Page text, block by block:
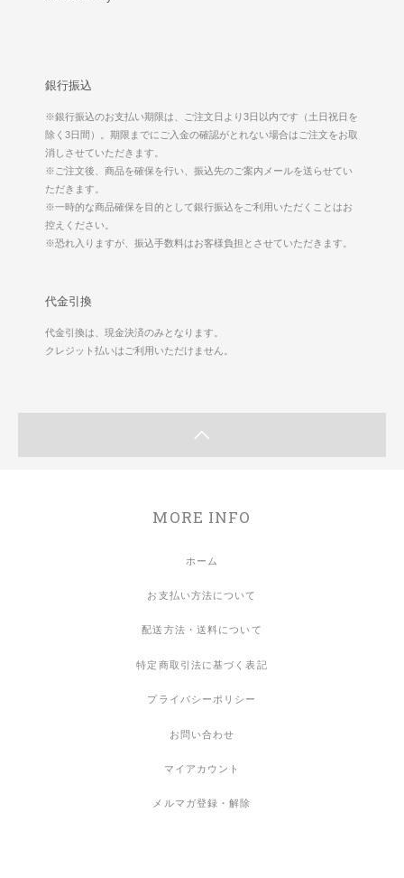
銀行振込
※銀行振込のお支払い期限は、ご注文日より3日以内です（土日祝日を
除く3日間）。期限までにご入金の確認がとれない場合はご注文をお取
消しさせていただきます。
※ご注文後、商品を確保を行い、振込先のご案内メールを送らせてい
ただきます。
※一時的な商品確保を目的として銀行振込をご利用いただくことはお
控えください。
※恐れ入りますが、振込手数料はお客様負担とさせていただきます。
代金引換
代金引換は、現金決済のみとなります。
クレジット払いはご利用いただけません。
MORE INFO
ホーム
お支払い方法について
配送方法・送料について
特定商取引法に基づく表記
プライバシーポリシー
お問い合わせ
マイアカウント
メルマガ登録・解除